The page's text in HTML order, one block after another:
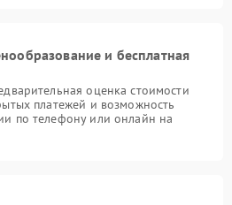
и бесплатная
оценка стоимости
платежей и возможность
по телефону или онлайн на